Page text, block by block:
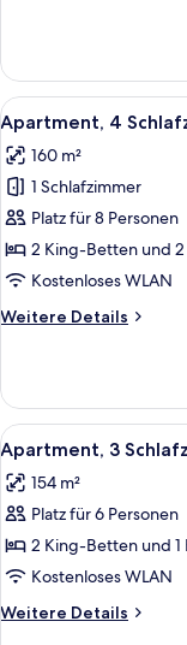
anzeigen
2 Schlafzimmer
(Sky
Duplex)
Alle
Fotos
für
Apartment,
4 Schlafzimmer
(Sky
Villa)
13
Apartment, 4
160 m²
1 Schlafzimmer
Platz für 8 Personen
2 King-Betten und
Kostenloses WLAN
Weitere Details
Weitere
4 Schlafzimmer
(Sky
Villa)
Alle
Fotos
für
Apartment,
3 Schlafzimmer
(Sky
Villa)
anzeigen
11
Apartment, 3
154 m²
Platz für 6 Personen
2 King-Betten und 1
Kostenloses WLAN
Weitere Details
Weitere